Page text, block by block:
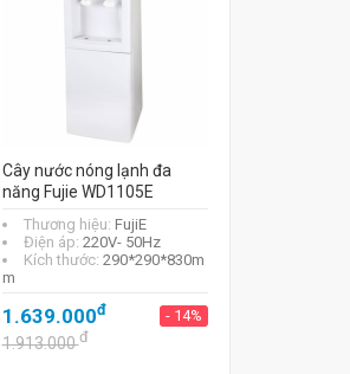
Cây nước nóng lạnh đa
năng Fujie WD1105E
Thương hiệu: FujiE
Điện áp: 220V- 50Hz
Kích thước: 290*290*830m
m
1.639.000đ - 14%
1.913.000đ